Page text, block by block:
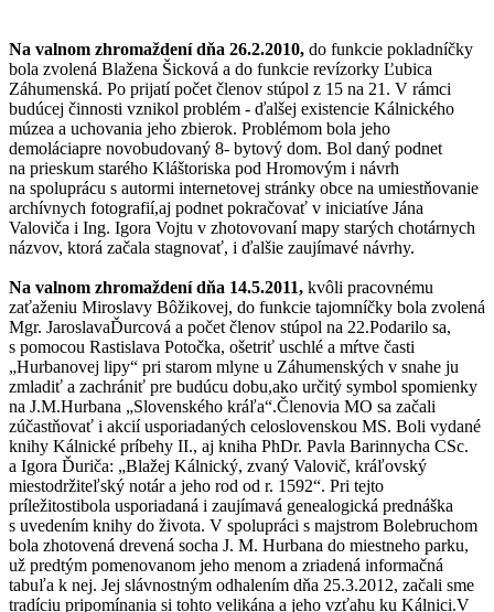
Na valnom zhromaždení dňa 26.2.2010, do funkcie pokladníčky
bola zvolená Blažena Šicková a do funkcie revízorky Ľubica
Záhumenská. Po prijatí počet členov stúpol z 15 na 21. V rámci
budúcej činnosti vznikol problém - ďalšej existencie Kálnického
múzea a uchovania jeho zbierok. Problémom bola jeho
demoláciapre novobudovaný 8- bytový dom. Bol daný podnet
na prieskum starého Kláštoriska pod Hromovým i návrh
na spoluprácu s autormi internetovej stránky obce na umiestňovanie
archívnych fotografií,aj podnet pokračovať v iniciatíve Jána
Valoviča i Ing. Igora Vojtu v zhotovovaní mapy starých chotárnych
názvov, ktorá začala stagnovať, i ďalšie zaujímavé návrhy.
Na valnom zhromaždení dňa 14.5.2011, kvôli pracovnému
zaťaženiu Miroslavy Bôžikovej, do funkcie tajomníčky bola zvolená
Mgr. JaroslavaĎurcová a počet členov stúpol na 22.Podarilo sa,
s pomocou Rastislava Potočka, ošetriť uschlé a mŕtve časti
„Hurbanovej lipy“ pri starom mlyne u Záhumenských v snahe ju
zmladiť a zachrániť pre budúcu dobu,ako určitý symbol spomienky
na J.M.Hurbana „Slovenského kráľa“.Členovia MO sa začali
zúčastňovať i akcií usporiadaných celoslovenskou MS. Boli vydané
knihy Kálnické príbehy II., aj kniha PhDr. Pavla Barinnycha CSc.
a Igora Ďuriča: „Blažej Kálnický, zvaný Valovič, kráľovský
miestodržiteľský notár a jeho rod od r. 1592“. Pri tejto
príležitostibola usporiadaná i zaujímavá genealogická prednáška
s uvedením knihy do života. V spolupráci s majstrom Bolebruchom
bola zhotovená drevená socha J. M. Hurbana do miestneho parku,
už predtým pomenovanom jeho menom a zriadená informačná
tabuľa k nej. Jej slávnostným odhalením dňa 25.3.2012, začali sme
tradíciu pripomínania si tohto velikána a jeho vzťahu ku Kálnici.V